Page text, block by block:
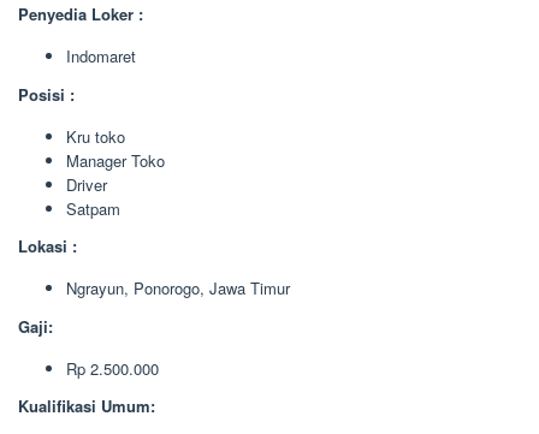
Penyedia Loker :
Indomaret
Posisi :
Kru toko
Manager Toko
Driver
Satpam
Lokasi :
Ngrayun, Ponorogo, Jawa Timur
Gaji:
Rp 2.500.000
Kualifikasi Umum: